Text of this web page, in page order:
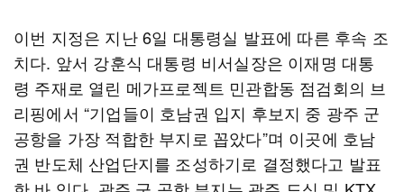
이번 지정은 지난 6일 대통령실 발표에 따른 후속 조
치다. 앞서 강훈식 대통령 비서실장은 이재명 대통
령 주재로 열린 메가프로젝트 민관합동 점검회의 브
리핑에서 “기업들이 호남권 입지 후보지 중 광주 군
공항을 가장 적합한 부지로 꼽았다”며 이곳에 호남
권 반도체 산업단지를 조성하기로 결정했다고 발표